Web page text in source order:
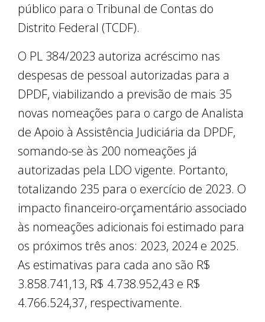
público para o Tribunal de Contas do
Distrito Federal (TCDF).
O PL 384/2023 autoriza acréscimo nas
despesas de pessoal autorizadas para a
DPDF, viabilizando a previsão de mais 35
novas nomeações para o cargo de Analista
de Apoio à Assistência Judiciária da DPDF,
somando-se às 200 nomeações já
autorizadas pela LDO vigente. Portanto,
totalizando 235 para o exercício de 2023. O
impacto financeiro-orçamentário associado
às nomeações adicionais foi estimado para
os próximos três anos: 2023, 2024 e 2025.
As estimativas para cada ano são R$
3.858.741,13, R$ 4.738.952,43 e R$
4.766.524,37, respectivamente.